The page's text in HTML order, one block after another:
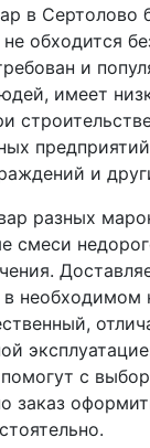
в Сертолово
обходится
и
имеет
и
разных
смеси
необходимом
с
заказ